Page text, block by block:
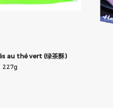
au thé vert (绿茶酥)
227g